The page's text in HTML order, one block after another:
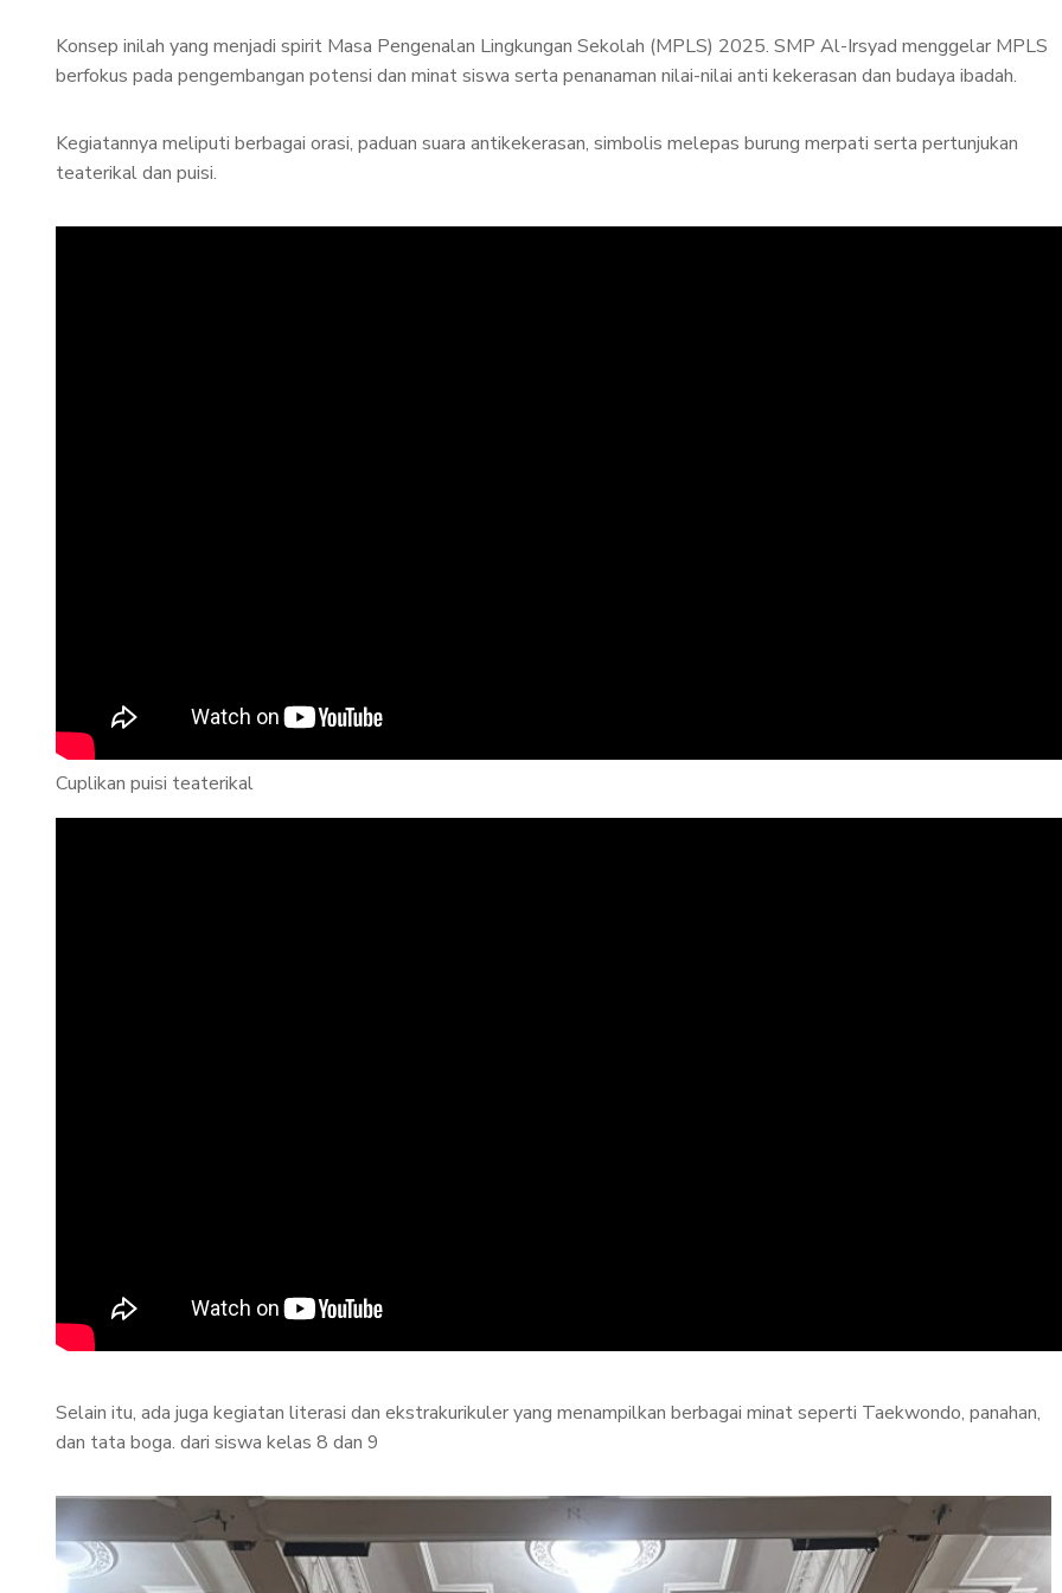
Konsep inilah yang menjadi spirit Masa Pengenalan Lingkungan Sekolah (MPLS) 2025. SMP Al-Irsyad menggelar MPLS
berfokus pada pengembangan potensi dan minat siswa serta penanaman nilai-nilai anti kekerasan dan budaya ibadah.
Kegiatannya meliputi berbagai orasi, paduan suara antikekerasan, simbolis melepas burung merpati serta pertunjukan
teaterikal dan puisi.
Cuplikan puisi teaterikal
Selain itu, ada juga kegiatan literasi dan ekstrakurikuler yang menampilkan berbagai minat seperti Taekwondo, panahan,
dan tata boga. dari siswa kelas 8 dan 9